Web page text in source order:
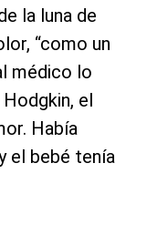
la luna de
“como un
médico lo
el
Había
el bebé tenía